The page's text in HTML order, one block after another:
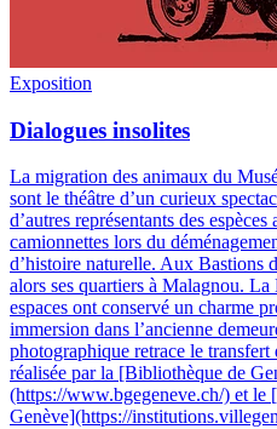
Exposition
Dialogues insolites
La migration des animaux du
sont le théâtre d’un curieux
d’autres représentants des
camionnettes lors du
d’histoire naturelle. Aux Bastions
alors ses quartiers à Malagnou.
espaces ont conservé un charme
immersion dans l’ancienne
photographique retrace le
réalisée par la [Bibliothèque de
(https://www.bgegeneve.ch/) et le
Genève](https://